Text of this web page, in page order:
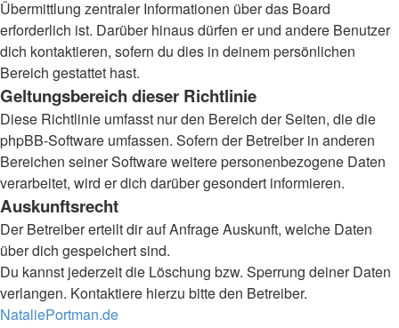
Übermittlung zentraler Informationen über das Board
erforderlich ist. Darüber hinaus dürfen er und andere Benutzer
dich kontaktieren, sofern du dies in deinem persönlichen
Bereich gestattet hast.
Geltungsbereich dieser Richtlinie
Diese Richtlinie umfasst nur den Bereich der Seiten, die die
phpBB-Software umfassen. Sofern der Betreiber in anderen
Bereichen seiner Software weitere personenbezogene Daten
verarbeitet, wird er dich darüber gesondert informieren.
Auskunftsrecht
Der Betreiber erteilt dir auf Anfrage Auskunft, welche Daten
über dich gespeichert sind.
Du kannst jederzeit die Löschung bzw. Sperrung deiner Daten
verlangen. Kontaktiere hierzu bitte den Betreiber.
NataliePortman.de